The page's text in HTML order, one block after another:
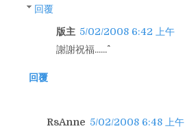
回覆
版主 5/02/2008 6:42 上午
謝謝祝福......^^
回覆
RsAnne 5/02/2008 6:48 上午